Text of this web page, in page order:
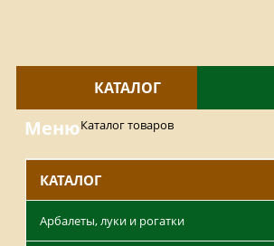
КАТАЛОГ
МенюКаталог товаров
КАТАЛОГ
Арбалеты, луки и рогатки